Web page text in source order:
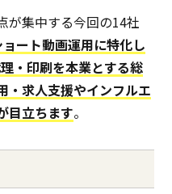
が集中する今回の14社
ート動画運用に特化し
・印刷を本業とする総
・求人支援やインフルエ
目立ちます。